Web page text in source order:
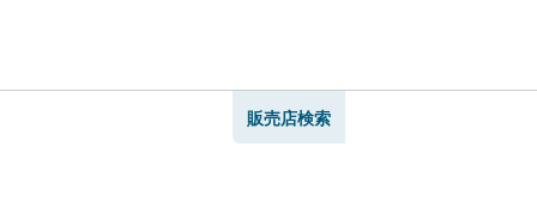
販売店検索